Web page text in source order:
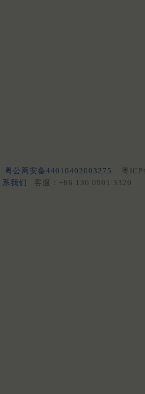
粤公网安备44010402003275 粤
系我们
客服：+86 136 0901 3320